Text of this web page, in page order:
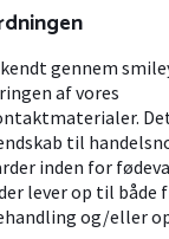
gennem
af vores
til
inden for
lever op til
og/eller